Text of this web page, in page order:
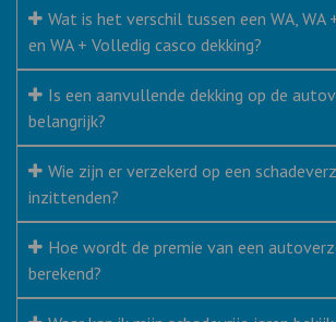
Wat is het verschil tussen een WA, WA
en WA + Volledig casco dekking?
Is een aanvullende dekking op de
belangrijk?
Wie zijn er verzekerd op een
inzittenden?
Hoe wordt de premie van een
berekend?